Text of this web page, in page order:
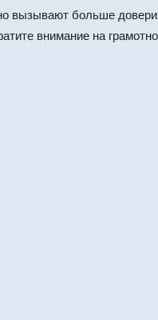
вызывают больше
внимание на